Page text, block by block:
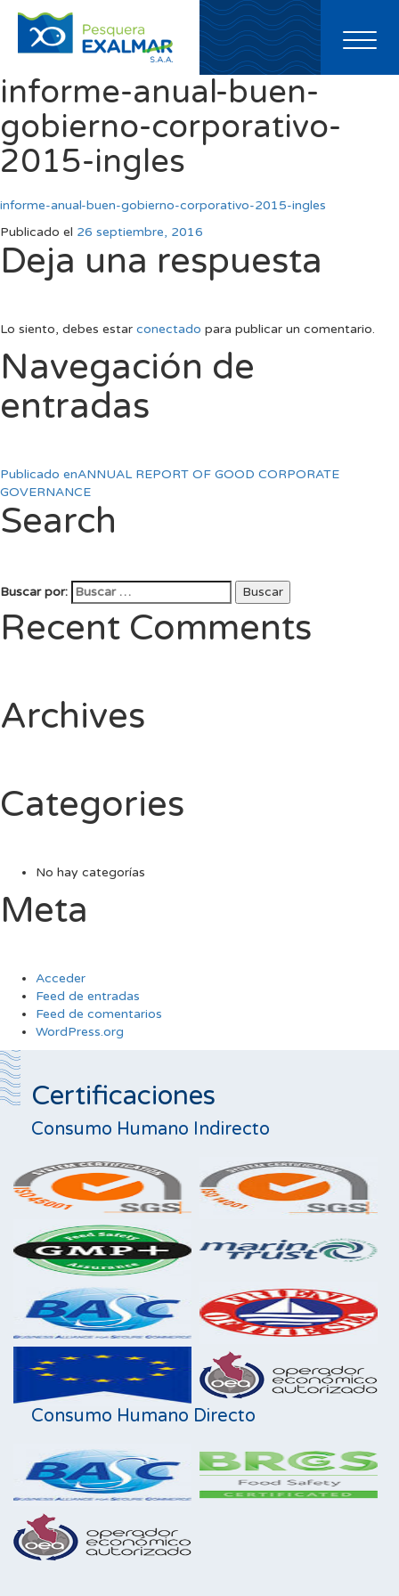
Toggle
informe-anual-buen-
gobierno-corporativo-
2015-ingles
informe-anual-buen-gobierno-corporativo-2015-ingles
Publicado el 26 septiembre, 2016
Deja una respuesta
Lo siento, debes estar conectado para publicar un comentario.
Navegación de
entradas
Publicado enANNUAL REPORT OF GOOD CORPORATE
GOVERNANCE
Search
Buscar por: Buscar
Recent Comments
Archives
Categories
No hay categorías
Meta
Acceder
Feed de entradas
Feed de comentarios
WordPress.org
Certificaciones
Consumo Humano Indirecto
Consumo Humano Directo